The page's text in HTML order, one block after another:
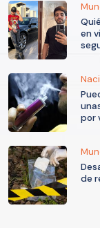
en
por
de